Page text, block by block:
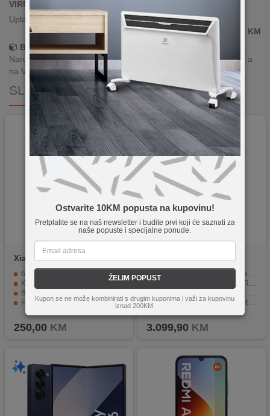
Ostvarite 10KM popusta na kupovinu!
Pretplatite se na naš newsletter i budite prvi koji će saznati za
naše popuste i specijalne ponude.
ŽELIM POPUST
Kupon se ne može kombinirati s drugim kuponima i važi za kupovinu
iznad 200KM.
VIRMANSKO PLAĆANJE
Uplata po predračunu putem banke
KM
Brza dostava!
Narudžbe zaprimljene radnim danima do 13h šaljemo isti dan, a
na Vašoj adresi paket je već za 24–48h.
SLIČNI PROIZVODI
Xiaomi Redmi A7 Pro
4GB/128GB Palm Green
6.9" IPS LCD, 120Hz
Kamera 13 Mpixel, Selfie 8 Mpixel
Baterija 6000 mAh, punjenje 15 W
Fingerprint ( bočno ), kompas ...
Operativni sistem Android 16, HyperOS 3
250,00 KM
Apple iPhone 17 Pro Max
256GB Deep Blue
Vrhunska kombinacija elegancije, snage i inovacija
6.9" LTPO Super Retina XDR OLED, 120Hz
Kamera 48 Mpixel, Selfie 18 Mpixel, Dual-LED, 4K video
Moćan A19 Pro čip i 12 GB RAM-a za vrhunske performanse
Velik kapacitet memorije uz IP68 zaštitu i modernu konektivnost
3.099,90 KM